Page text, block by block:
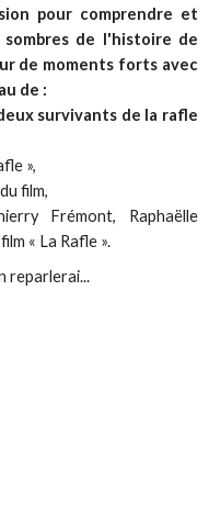
pour comprendre et
de l'histoire de
de moments forts avec
de :
survivants de la rafle
»,
film,
Frémont, Raphaëlle
« La Rafle ».
reparlerai...